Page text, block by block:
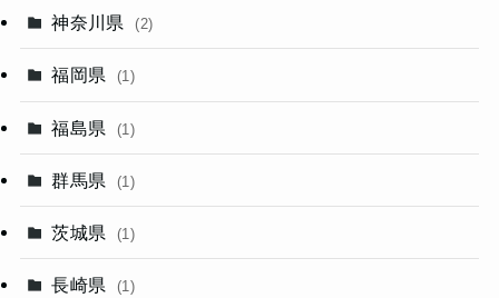
神奈川県 (2)
福岡県 (1)
福島県 (1)
群馬県 (1)
茨城県 (1)
長崎県 (1)